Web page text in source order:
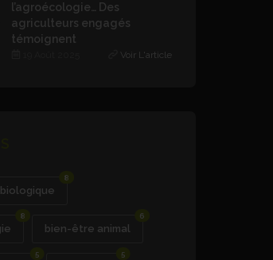
l’agroécologie… Des
agriculteurs engagés
témoignent
Voir L'article
8
8
bien-être animal
6
5 5